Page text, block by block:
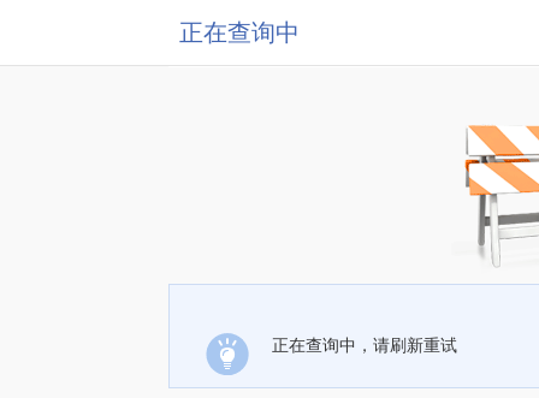
正在查询中
正在查询中，请刷新重试